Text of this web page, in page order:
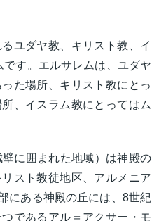
ユダヤ教、キリスト教、イ
す。エルサレムは、ユダヤ
た場所、キリスト教にとっ
、イスラム教にとってはム
に囲まれた地域）は神殿の
スト教徒地区、アルメニア
にある神殿の丘には、8世紀
であるアル＝アクサー・モ